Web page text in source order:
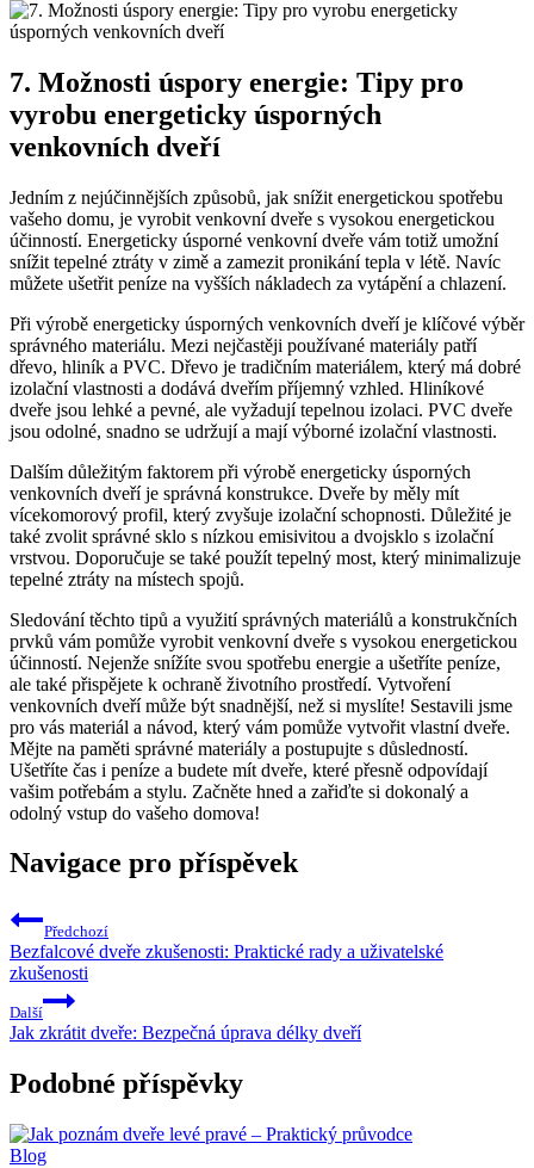
7. Možnosti úspory energie: Tipy pro
vyrobu energeticky úsporných
venkovních dveří
Jedním z nejúčinnějších způsobů, jak snížit energetickou spotřebu
vašeho domu, je vyrobit venkovní dveře s vysokou energetickou
účinností. Energeticky úsporné venkovní dveře vám totiž umožní
snížit tepelné ztráty v zimě a zamezit pronikání tepla v létě. Navíc
můžete ušetřit peníze na vyšších nákladech za vytápění a chlazení.
Při výrobě energeticky úsporných venkovních dveří je klíčové výběr
správného materiálu. Mezi nejčastěji používané materiály patří
dřevo, hliník a PVC. Dřevo je tradičním materiálem, který má dobré
izolační vlastnosti a dodává dveřím příjemný vzhled. Hliníkové
dveře jsou lehké a pevné, ale vyžadují tepelnou izolaci. PVC dveře
jsou odolné, snadno se udržují a mají výborné izolační vlastnosti.
Dalším důležitým faktorem při výrobě energeticky úsporných
venkovních dveří je správná konstrukce. Dveře by měly mít
vícekomorový profil, který zvyšuje izolační schopnosti. Důležité je
také zvolit správné sklo s nízkou emisivitou a dvojsklo s izolační
vrstvou. Doporučuje se také použít tepelný most, který minimalizuje
tepelné ztráty na místech spojů.
Sledování těchto tipů a využití správných materiálů a konstrukčních
prvků vám pomůže vyrobit venkovní dveře s vysokou energetickou
účinností. Nejenže snížíte svou spotřebu energie a ušetříte peníze,
ale také přispějete k ochraně životního prostředí. Vytvoření
venkovních dveří může být snadnější, než si myslíte! Sestavili jsme
pro vás materiál a návod, který vám pomůže vytvořit vlastní dveře.
Mějte na paměti správné materiály a postupujte s důsledností.
Ušetříte čas i peníze a budete mít dveře, které přesně odpovídají
vašim potřebám a stylu. Začněte hned a zařiďte si dokonalý a
odolný vstup do vašeho domova!
Navigace pro příspěvek
Předchozí
Bezfalcové dveře zkušenosti: Praktické rady a uživatelské
zkušenosti
Další
Jak zkrátit dveře: Bezpečná úprava délky dveří
Podobné příspěvky
Blog